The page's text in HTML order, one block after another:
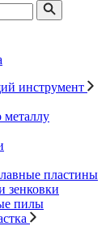
инструмент
пластины
зенковки
пилы